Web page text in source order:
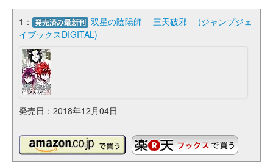
1： 発売済み最新刊 双星の陰陽師 ―三天破邪― (ジャンプジェ
イブックスDIGITAL)
発売日：2018年12月04日